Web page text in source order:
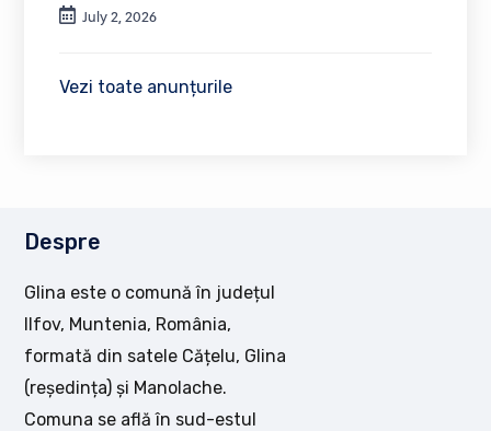
July 2, 2026
Vezi toate anunțurile
Despre
Glina este o comună în județul
Ilfov, Muntenia, România,
formată din satele Cățelu, Glina
(reședința) și Manolache.
Comuna se află în sud-estul